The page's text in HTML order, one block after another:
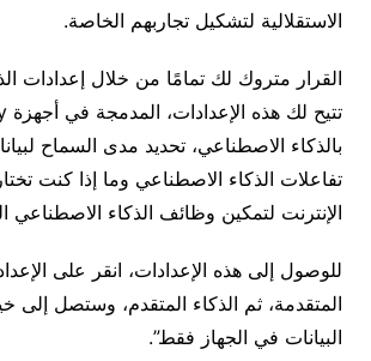
الاستقلالية لتشكيل تجاربهم الخاصة.
القرار متروك لك تمامًا من خلال إعدادات
بالذكاء الاصطناعي، تحديد مدى السماح
تفاعلات الذكاء الاصطناعي وما إذا كنت
الإنترنت لتمكين وظائف الذكاء الاصطناعي
للوصول إلى هذه الإعدادات، انقر على
المتقدمة، ثم الذكاء المتقدم، وستصل إلى
البيانات في الجهاز فقط”.